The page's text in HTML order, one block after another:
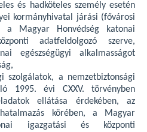
és hadköteles személy esetén
kormányhivatal járási (fővárosi
a Magyar Honvédség katonai
adatfeldolgozó szerve,
egészségügyi alkalmasságot
szolgálatok, a nemzetbiztonsági
1995. évi CXXV. törvényben
ellátása érdekében, az
körében, a Magyar
igazgatási és központi